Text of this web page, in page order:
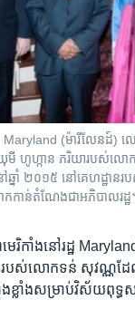
ឋ​ Maryland (ម៉ារីលែនដ៍
ហូហ្កាន ភរិយា​របស់​លោក​
ឆ្នាំ ២០១៥ នៅ​គេហដ្ឋាន​
កាន់​តំណែង​ជា​អភិបាល​រដ្
េរិកាំង​នៅ​រដ្ឋ
បស់​លោក​ទន់ សុវណ្ណ​ដែ
ងខ្លាំង​សម្រាប់​វិស័យ​ពុ